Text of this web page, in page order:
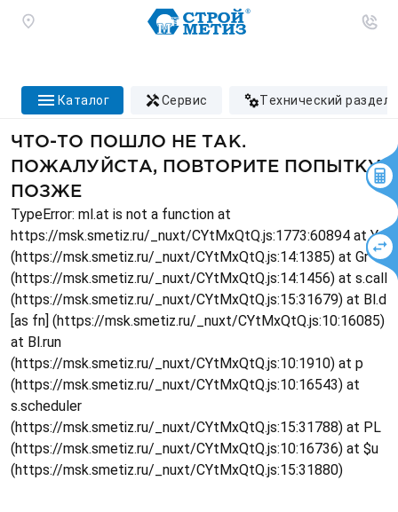
каталог сервис технический раздел
ЧТО-ТО ПОШЛО НЕ ТАК.
ПОЖАЛУЙСТА, ПОВТОРИТЕ ПОПЫТКУ
ПОЗЖЕ
TypeError: ml.at is not a function at
https://msk.smetiz.ru/_nuxt/CYtMxQtQ.js:1773:60894 at Ys
(https://msk.smetiz.ru/_nuxt/CYtMxQtQ.js:14:1385) at Gr
(https://msk.smetiz.ru/_nuxt/CYtMxQtQ.js:14:1456) at s.call
(https://msk.smetiz.ru/_nuxt/CYtMxQtQ.js:15:31679) at Bl.d
[as fn] (https://msk.smetiz.ru/_nuxt/CYtMxQtQ.js:10:16085)
at Bl.run
(https://msk.smetiz.ru/_nuxt/CYtMxQtQ.js:10:1910) at p
(https://msk.smetiz.ru/_nuxt/CYtMxQtQ.js:10:16543) at
s.scheduler
(https://msk.smetiz.ru/_nuxt/CYtMxQtQ.js:15:31788) at PL
(https://msk.smetiz.ru/_nuxt/CYtMxQtQ.js:10:16736) at $u
(https://msk.smetiz.ru/_nuxt/CYtMxQtQ.js:15:31880)